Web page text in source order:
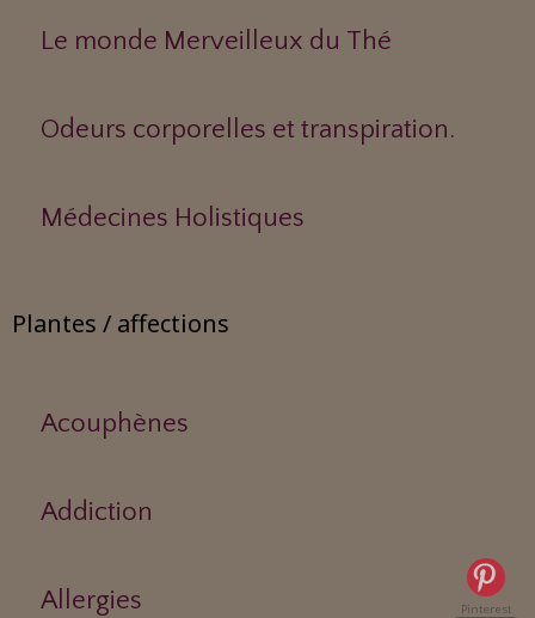
Le monde Merveilleux du Thé
Odeurs corporelles et transpiration.
Médecines Holistiques
Plantes / affections
Acouphènes
Addiction
Allergies Pinterest